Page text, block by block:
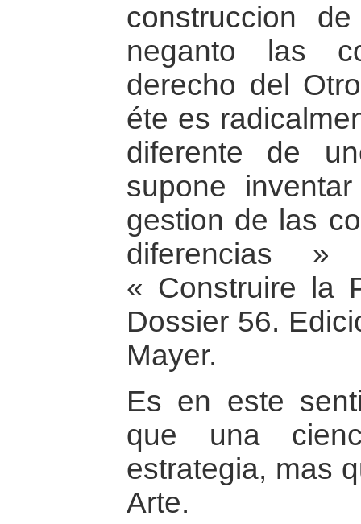
construccion
neganto las
derecho del
éte es
diferente de
supone
gestion de las
diferencias
« Construire la
Dossier 56.
Mayer.
Es en este
que una
estrategia, mas
Arte.